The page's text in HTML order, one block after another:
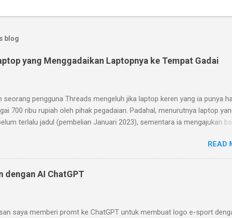
blog
yang Menggadaikan Laptopnya ke Tempat Gadai
seorang pengguna Threads mengeluh jika laptop keren yang ia punya
700 ribu rupiah oleh pihak pegadaian. Padahal, menurutnya laptop
terlalu jadul (pembelian Januari 2023), sementara ia mengajukan
fitur yang keren (keyboard yang bisa dilepas dan layar sentuh dengan
gray). Pihak pegadaian (ini masih kurang jelas apakah Pegadaian
logo hijau atau pegadaian yang umum ada di pinggir-pinggir jalan)
laptop itu memiliki spesifikasi yang jelek. Prosesornya hanya Celeron
diperparah dengan storage yang kecil (cuma 128GB) dan lambat
READ
dengan AI ChatGPT
saya memberi promt ke ChatGPT untuk membuat logo e-sport